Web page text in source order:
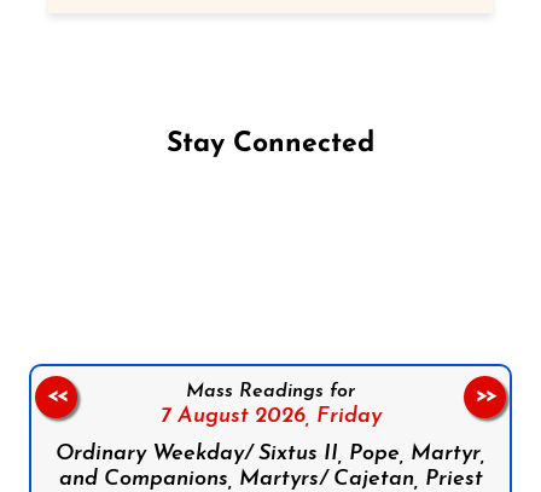
Stay Connected
Mass Readings for
7 August 2026, Friday
Ordinary Weekday/ Sixtus II, Pope, Martyr,
and Companions, Martyrs/ Cajetan, Priest
<< >>